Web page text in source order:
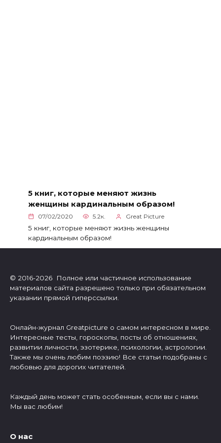
5 книг, которые меняют жизнь
женщины кардинальным образом!
07/02/2020 5.2к. Great Picture
5 книг, которые меняют жизнь женщины
кардинальным образом!
© 2016-2026 Полное или частичное использование
материалов сайта разрешено только при обязательном
указании прямой гиперссылки.
Онлайн-журнал Greatpicture о самом интересном в мире.
Интересные тесты, гороскопы, посты об отношениях,
развитии личности, эзотерике, психологии, астрологии.
Также мы очень любим поэзию! Все статьи подобраны с
любовью для дорогих читателей.
Каждый день может стать особенным, если вы с нами.
Мы вас любим!
О нас